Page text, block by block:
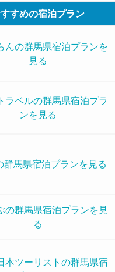
すめの宿泊プラン
んの群馬県宿泊プランを
見る
ラベルの群馬県宿泊プラ
ンを見る
群馬県宿泊プランを見る
の群馬県宿泊プランを見
る
本ツーリストの群馬県宿